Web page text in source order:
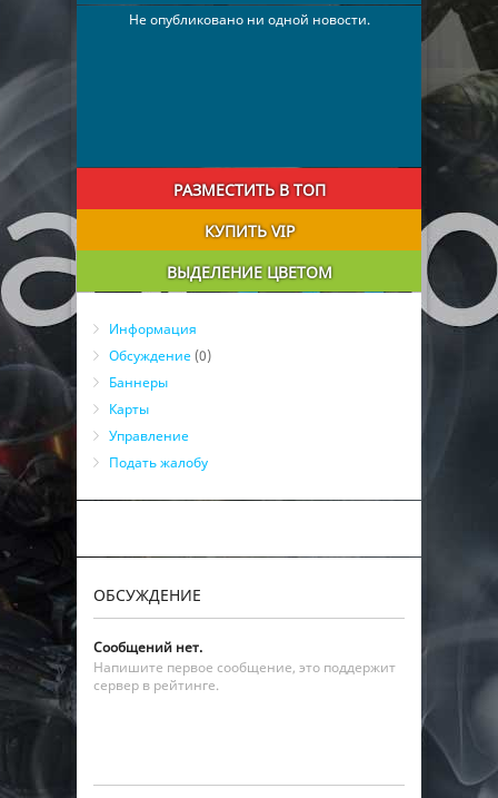
Не опубликовано ни одной новости.
РАЗМЕСТИТЬ В ТОП
КУПИТЬ VIP
ВЫДЕЛЕНИЕ ЦВЕТОМ
Информация
Обсуждение (0)
Баннеры
Карты
Управление
Подать жалобу
ОБСУЖДЕНИЕ
Сообщений нет.
Напишите первое сообщение, это поддержит
сервер в рейтинге.